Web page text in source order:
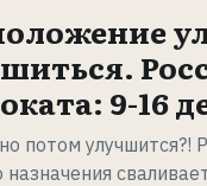
9-16
потом улучшится?!